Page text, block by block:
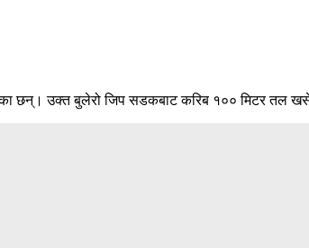
छन्। उक्त बुलेरो जिप सडकबाट करिब १०० मिटर तल